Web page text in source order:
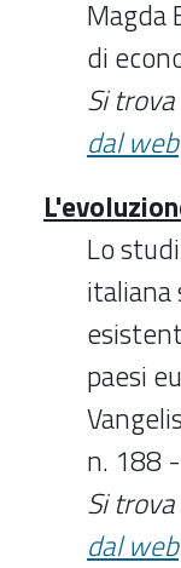
Magda
di
Si
dal web
Lo
paesi
n. 188
Si
dal web